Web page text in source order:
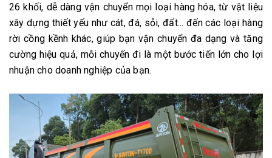
26 khối, dễ dàng vận chuyển mọi loại hàng hóa, từ vật liệu
xây dựng thiết yếu như cát, đá, sỏi, đất... đến các loại hàng
rời cồng kềnh khác, giúp bạn vận chuyển đa dạng và tăng
cường hiệu quả, mỗi chuyến đi là một bước tiến lớn cho lợi
nhuận cho doanh nghiệp của bạn.